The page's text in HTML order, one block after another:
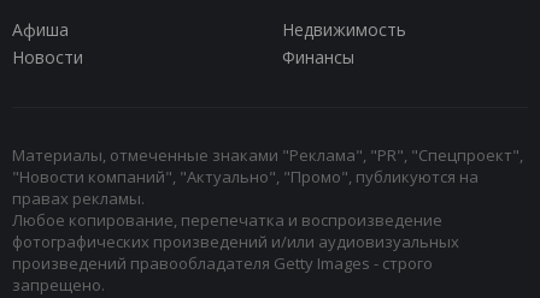
Афиша
Недвижимость
Новости
Финансы
Материалы, отмеченные знаками "Реклама", "PR", "Спецпроект",
"Новости компаний", "Актуально", "Промо", публикуются на
правах рекламы.
Любое копирование, перепечатка и воспроизведение
фотографических произведений и/или аудиовизуальных
произведений правообладателя Getty Images - строго
запрещено.